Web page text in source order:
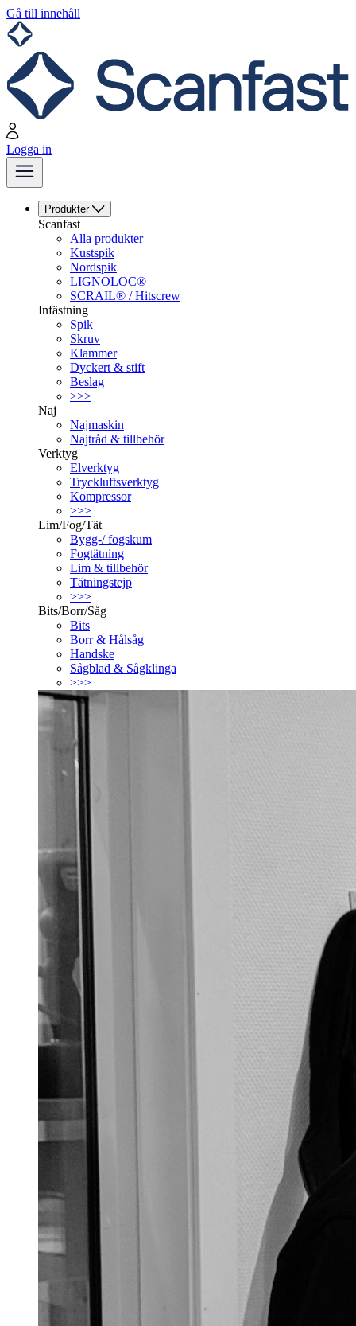
Gå till innehåll
Logga in
Produkter
Scanfast
Alla produkter
Kustspik
Nordspik
LIGNOLOC®
SCRAIL® / Hitscrew
Infästning
Spik
Skruv
Klammer
Dyckert & stift
Beslag
>>>
Naj
Najmaskin
Najtråd & tillbehör
Verktyg
Elverktyg
Tryckluftsverktyg
Kompressor
>>>
Lim/Fog/Tät
Bygg-/ fogskum
Fogtätning
Lim & tillbehör
Tätningstejp
>>>
Bits/Borr/Såg
Bits
Borr & Hålsåg
Handske
Sågblad & Sågklinga
>>>